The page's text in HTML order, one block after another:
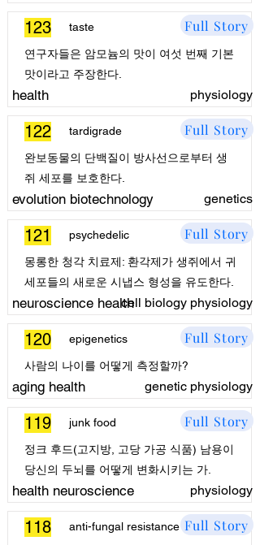
123 Full Story
taste
연구자들은 암모늄의 맛이 여섯 번째 기본
맛이라고 주장한다.
health physiology
122 Full Story
tardigrade
완보동물의 단백질이 방사선으로부터 생
쥐 세포를 보호한다.
evolution biotechnology genetics
121 Full Story
psychedelic
몽롱한 청각 치료제: 환각제가 생쥐에서 귀
세포들의 새로운 시냅스 형성을 유도한다.
neuroscience healthcell biology physiology
120 Full Story
epigenetics
사람의 나이를 어떻게 측정할까?
aging health genetic physiology
119 Full Story
junk food
정크 후드(고지방, 고당 가공 식품) 남용이
당신의 두뇌를 어떻게 변화시키는 가.
health neuroscience physiology
118 Full Story
anti-fungal resistance